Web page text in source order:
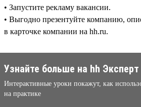
• Запустите рекламу вакансии.
• Выгодно презентуйте компанию,
в карточке компании на hh.ru.
Узнайте больше на hh Эксперт
Интерактивные уроки покажут, как
на практике